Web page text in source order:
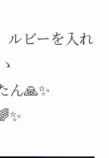
ルビーを入れ
ん🙏✨